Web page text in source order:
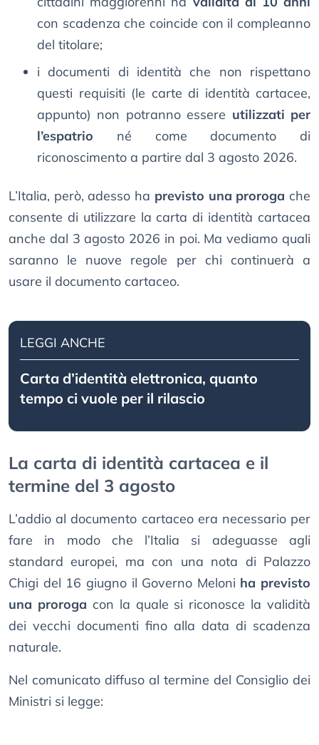
con scadenza che coincide con il compleanno
del titolare;
i documenti di identità che non rispettano
questi requisiti (le carte di identità cartacee,
appunto) non potranno essere utilizzati per
l’espatrio né come documento di
riconoscimento a partire dal 3 agosto 2026.
L’Italia, però, adesso ha previsto una proroga che
consente di utilizzare la carta di identità cartacea
anche dal 3 agosto 2026 in poi. Ma vediamo quali
saranno le nuove regole per chi continuerà a
usare il documento cartaceo.
LEGGI ANCHE
Carta d’identità elettronica, quanto
tempo ci vuole per il rilascio
La carta di identità cartacea e il
termine del 3 agosto
L’addio al documento cartaceo era necessario per
fare in modo che l’Italia si adeguasse agli
standard europei, ma con una nota di Palazzo
Chigi del 16 giugno il Governo Meloni ha previsto
una proroga con la quale si riconosce la validità
dei vecchi documenti fino alla data di scadenza
naturale.
Nel comunicato diffuso al termine del Consiglio dei
Ministri si legge: